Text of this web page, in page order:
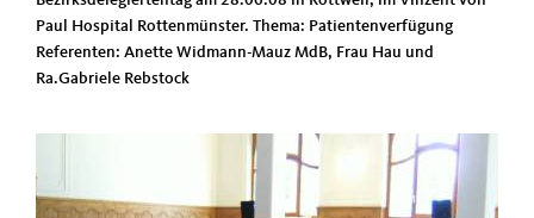
Paul Hospital Rottenmünster. Thema: Patientenverfügung
Referenten: Anette Widmann-Mauz MdB, Frau Hau und
Ra.Gabriele Rebstock